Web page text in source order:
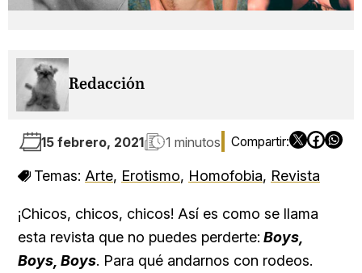
Redacción
15 febrero, 2021 1 minutos
Temas: Arte, Erotismo, Homofobia, Revista
¡Chicos, chicos, chicos! Así es como se llama
esta revista que no puedes perderte: Boys,
Boys, Boys. Para qué andarnos con rodeos.